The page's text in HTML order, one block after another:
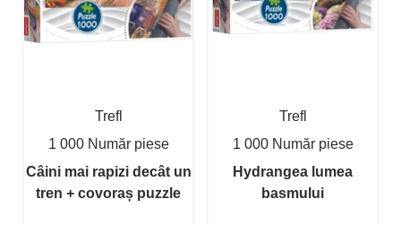
Trefl
1 000 Număr piese
Câini mai rapizi decât un
tren + covoraș puzzle
Trefl
1 000 Număr piese
Hydrangea lumea
basmului